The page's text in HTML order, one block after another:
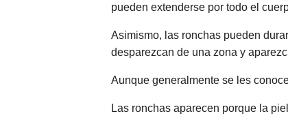
pueden extenderse por todo el
Asimismo, las ronchas pueden
desparezcan de una zona y
Aunque generalmente se les
Las ronchas aparecen porque la